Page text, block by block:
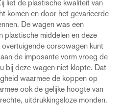
liet de plastische kwaliteit van
komen en door het gevarieerde
De wagen was een
plastische middelen en deze
overtuigende corsowagen kunt
de imposante vorm vroeg de
bij deze wagen niet klopte. Dat
waarmee de koppen op
ook de gelijke hoogte van
uitdrukkingsloze monden.